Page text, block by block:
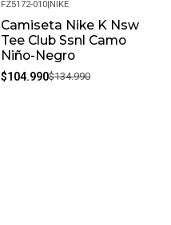
-22%
FZ5172-010 NIKE
Camiseta Nike K Nsw
Tee Club Ssnl Camo
Niño-Negro
$104.990$134.990